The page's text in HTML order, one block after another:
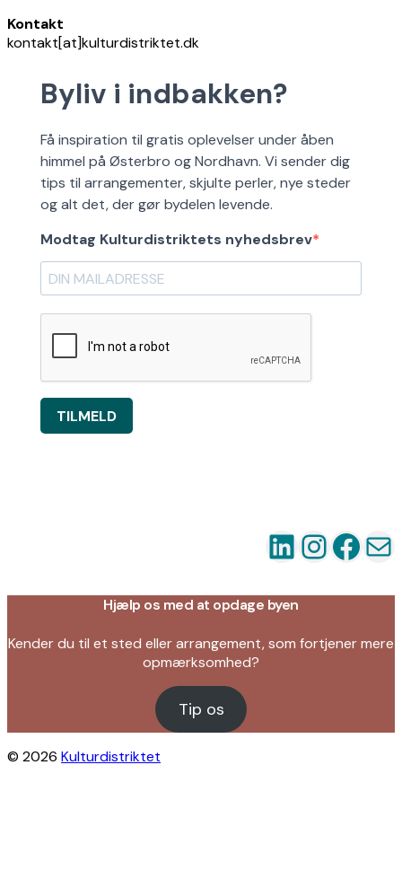
Kontakt
kontakt[at]kulturdistriktet.dk
Byliv i indbakken?
Få inspiration til gratis oplevelser under åben
himmel på Østerbro og Nordhavn. Vi sender dig
tips til arrangementer, skjulte perler, nye steder
og alt det, der gør bydelen levende.
Modtag Kulturdistriktets nyhedsbrev
TILMELD
LinkedIn
Hjælp os med at opdage byen
Kender du til et sted eller arrangement, som fortjener mere
opmærksomhed?
Tip os
© 2026 Kulturdistriktet